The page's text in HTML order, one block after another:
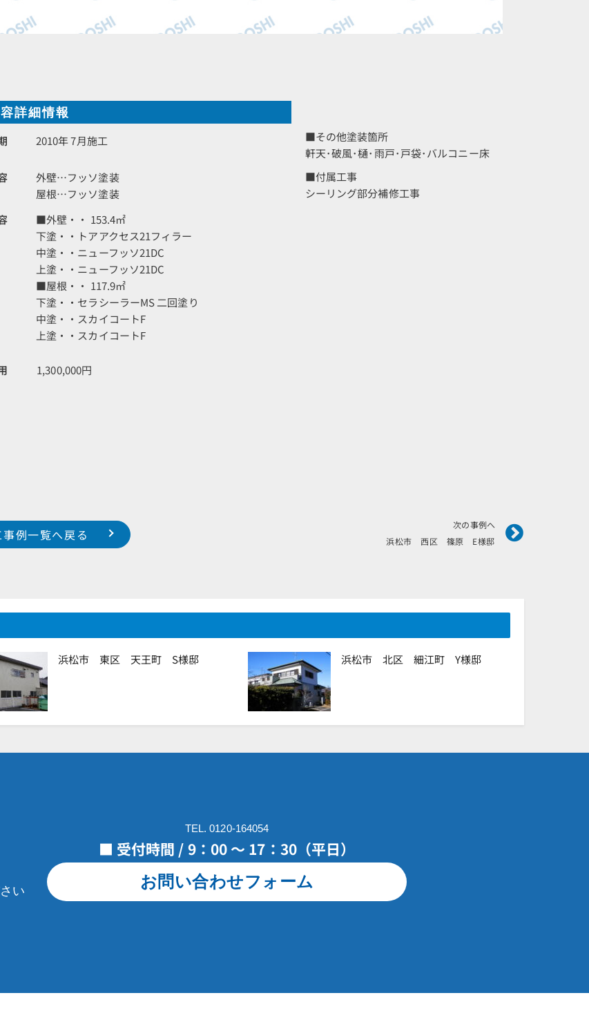
詳細情報
2010年 7月施工
外壁…フッソ塗装
屋根…フッソ塗装
■外壁・・ 153.4㎡
下塗・・トアアクセス21フィラー
中塗・・ニューフッソ21DC
上塗・・ニューフッソ21DC
■屋根・・ 117.9㎡
下塗・・セラシーラーMS 二回塗り
中塗・・スカイコートF
上塗・・スカイコートF
1,300,000円
■その他塗装箇所
軒天･破風･樋･雨戸･戸袋･バルコニー床
■付属工事
シーリング部分補修工事
次の事例へ
浜松市 西区 篠原 E様邸
Next
例一覧へ戻る
浜松市 東区 天王町 S様邸 浜松市 北区 細江町 Y様邸
い
TEL. 0120-164054
■ 受付時間 / 9：00 ～ 17：30（平日）
お問い合わせフォーム